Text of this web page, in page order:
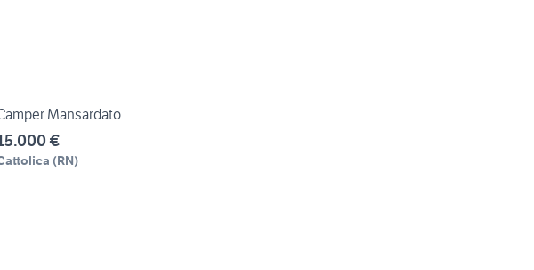
Mansardato
€
(RN)